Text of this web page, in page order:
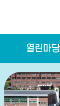
열린마당